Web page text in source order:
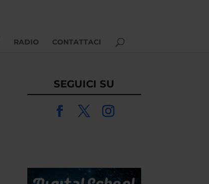
RADIO CONTATTACI
SEGUICI SU